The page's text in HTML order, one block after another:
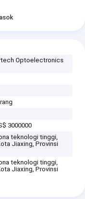
Optoelectronics
3000000
teknologi tinggi,
Jiaxing, Provinsi
teknologi tinggi,
Jiaxing, Provinsi